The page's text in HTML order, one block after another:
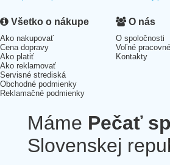
Všetko o nákupe
Ako nakupovať
Cena dopravy
Ako platiť
Ako reklamovať
Servisné strediská
Obchodné podmienky
Reklamačné podmienky
O nás
O spoločnosti
Voľné
Kontakty
Máme Pečať
Slovenskej